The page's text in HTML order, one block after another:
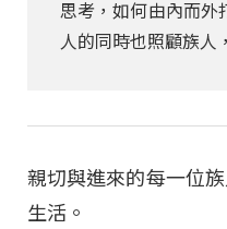
思考，如何由內而外
人的同時也照顧族人
親切與進來的每一位
生活。